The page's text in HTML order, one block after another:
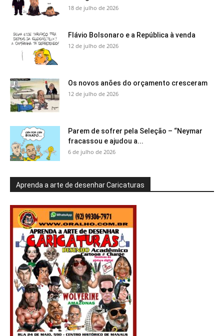
18 de julho de 2026
Flávio Bolsonaro e a República à venda
12 de julho de 2026
Os novos anões do orçamento cresceram
12 de julho de 2026
Parem de sofrer pela Seleção – “Neymar
fracassou e ajudou a...
6 de julho de 2026
Aprenda a arte de desenhar Caricaturas